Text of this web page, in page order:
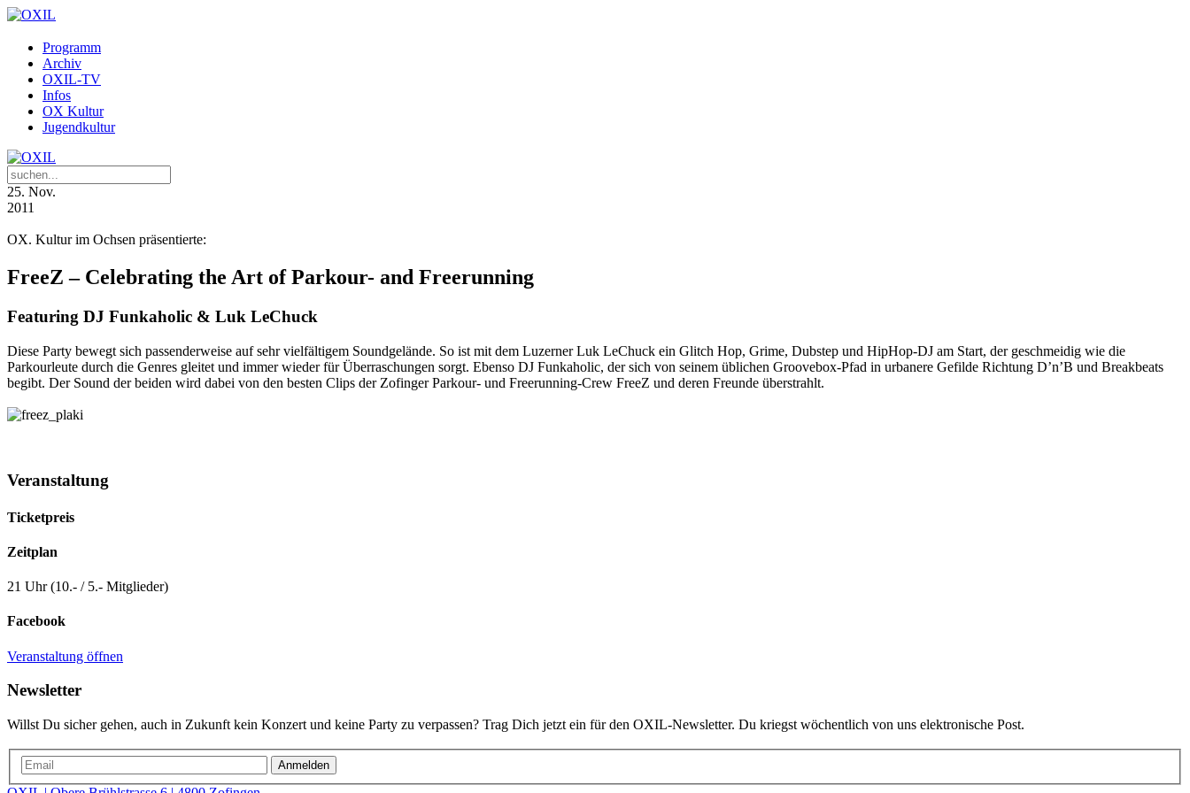
Programm
Archiv
OXIL-TV
Infos
OX Kultur
Jugendkultur
25. Nov.
2011
OX. Kultur im Ochsen präsentierte:
FreeZ – Celebrating the Art of Parkour- and Freerunning
Featuring DJ Funkaholic & Luk LeChuck
Diese Party bewegt sich passenderweise auf sehr vielfältigem Soundgelände. So ist mit dem Luzerner Luk LeChuck ein Glitch Hop, Grime, Dubstep und HipHop-DJ am Start, der geschmeidig wie die
Parkourleute durch die Genres gleitet und immer wieder für Überraschungen sorgt. Ebenso DJ Funkaholic, der sich von seinem üblichen Groovebox-Pfad in urbanere Gefilde Richtung D’n’B und Breakbeats
begibt. Der Sound der beiden wird dabei von den besten Clips der Zofinger Parkour- und Freerunning-Crew FreeZ und deren Freunde überstrahlt.
Veranstaltung
Ticketpreis
Zeitplan
21 Uhr (10.- / 5.- Mitglieder)
Facebook
Veranstaltung öffnen
Newsletter
Willst Du sicher gehen, auch in Zukunft kein Konzert und keine Party zu verpassen? Trag Dich jetzt ein für den OXIL-Newsletter. Du kriegst wöchentlich von uns elektronische Post.
Anmelden